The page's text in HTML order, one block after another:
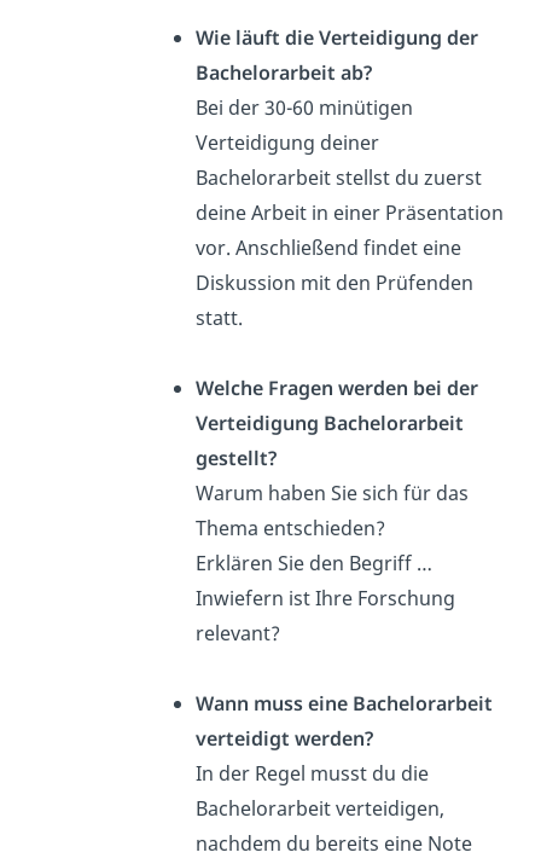
Wie läuft die Verteidigung der
Bachelorarbeit ab?
Bei der 30-60 minütigen
Verteidigung deiner
Bachelorarbeit stellst du zuerst
deine Arbeit in einer Präsentation
vor. Anschließend findet eine
Diskussion mit den Prüfenden
statt.
Welche Fragen werden bei der
Verteidigung Bachelorarbeit
gestellt?
Warum haben Sie sich für das
Thema entschieden?
Erklären Sie den Begriff …
Inwiefern ist Ihre Forschung
relevant?
Wann muss eine Bachelorarbeit
verteidigt werden?
In der Regel musst du die
Bachelorarbeit verteidigen,
nachdem du bereits eine Note